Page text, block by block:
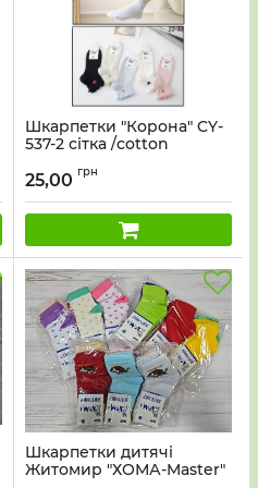
Шкарпетки "Корона" CY-
537-2 сітка /cotton
-(Дівчинка -однотонні
рубчик серце +хвиляста
окантовка на резинці)
-уп. 10 шт
25,00 грн
Шкарпетки дитячі
Житомир "ХОМА-Master"